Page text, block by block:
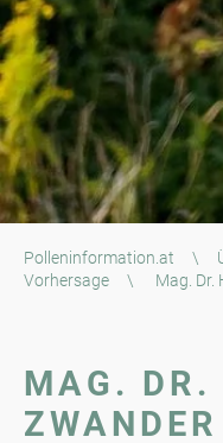
Polleninformation.at \
Vorhersage
\ Mag. Dr.
MAG. DR.
ZWANDER